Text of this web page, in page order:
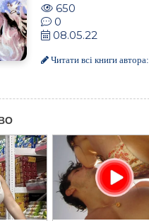
650
0
08.05.22
Читати всі книги автора: